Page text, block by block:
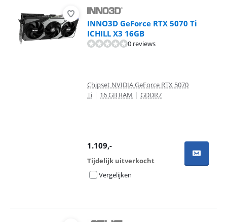
INNO3D GeForce RTX 5070 Ti
ICHILL X3 16GB
0 reviews
Chipset NVIDIA GeForce RTX 5070
Ti | 16 GB RAM | GDDR7
1.109,-
Tijdelijk uitverkocht
Vergelijken